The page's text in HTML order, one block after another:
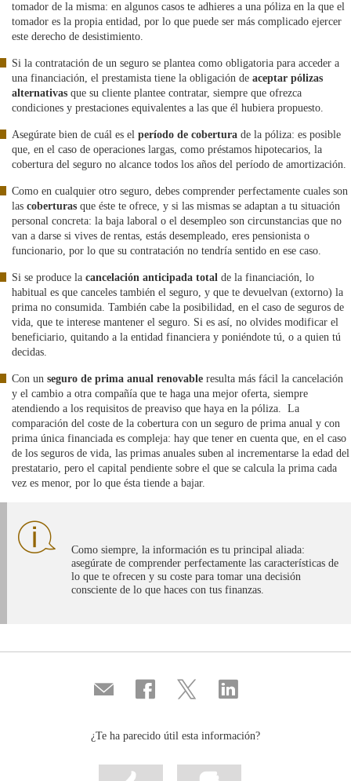
tomador de la misma: en algunos casos te adhieres a una póliza en la que el
tomador es la propia entidad, por lo que puede ser más complicado ejercer
este derecho de desistimiento.
Si la contratación de un seguro se plantea como obligatoria para acceder a
una financiación, el prestamista tiene la obligación de aceptar pólizas
alternativas que su cliente plantee contratar, siempre que ofrezca
condiciones y prestaciones equivalentes a las que él hubiera propuesto.
Asegúrate bien de cuál es el período de cobertura de la póliza: es posible
que, en el caso de operaciones largas, como préstamos hipotecarios, la
cobertura del seguro no alcance todos los años del período de amortización.
Como en cualquier otro seguro, debes comprender perfectamente cuales son
las coberturas que éste te ofrece, y si las mismas se adaptan a tu situación
personal concreta: la baja laboral o el desempleo son circunstancias que no
van a darse si vives de rentas, estás desempleado, eres pensionista o
funcionario, por lo que su contratación no tendría sentido en ese caso.
Si se produce la cancelación anticipada total de la financiación, lo
habitual es que canceles también el seguro, y que te devuelvan (extorno) la
prima no consumida. También cabe la posibilidad, en el caso de seguros de
vida, que te interese mantener el seguro. Si es así, no olvides modificar el
beneficiario, quitando a la entidad financiera y poniéndote tú, o a quien tú
decidas.
Con un seguro de prima anual renovable resulta más fácil la cancelación
y el cambio a otra compañía que te haga una mejor oferta, siempre
atendiendo a los requisitos de preaviso que haya en la póliza. La
comparación del coste de la cobertura con un seguro de prima anual y con
prima única financiada es compleja: hay que tener en cuenta que, en el caso
de los seguros de vida, las primas anuales suben al incrementarse la edad del
prestatario, pero el capital pendiente sobre el que se calcula la prima cada
vez es menor, por lo que ésta tiende a bajar.
Como siempre, la información es tu principal aliada:
asegúrate de comprender perfectamente las características de
lo que te ofrecen y su coste para tomar una decisión
consciente de lo que haces con tus finanzas.
Compartir
por
Compartir
en
Compartir
en
Compartir
en
¿Te ha parecido útil esta información?
Marcar